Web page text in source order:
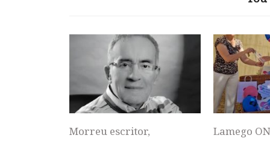
Morreu escritor,
Lamego